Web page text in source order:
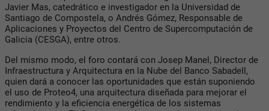
Javier Mas, catedrático e investigador en la Universidad de
Santiago de Compostela, o Andrés Gómez, Responsable de
Aplicaciones y Proyectos del Centro de Supercomputación de
Galicia (CESGA), entre otros.
Del mismo modo, el foro contará con Josep Manel, Director de
Infraestructura y Arquitectura en la Nube del Banco Sabadell,
quien dará a conocer las oportunidades que están suponiendo
el uso de Proteo4, una arquitectura diseñada para mejorar el
rendimiento y la eficiencia energética de los sistemas